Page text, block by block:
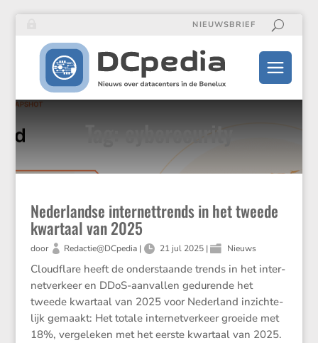
NIEUWSBRIEF
Tag: cyberecurity
Nederlandse internettrends in het tweede
kwartaal van 2025
door Redactie@DCpedia| 21 jul 2025 | Nieuws
Cloud­flare heeft de onder­staande trends in het inter­
net­ver­keer en DDoS-aanvallen gedurende het
tweede kwartaal van 2025 voor Neder­land inzich­te­
lijk gemaakt: Het totale inter­net­ver­keer groeide met
18%, verge­leken met het eerste kwartaal van 2025.